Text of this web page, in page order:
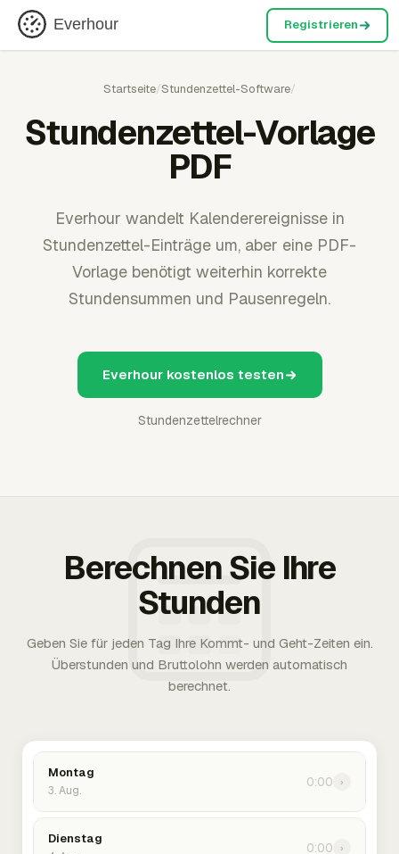
Everhour Registrieren
Startseite/Stundenzettel-Software/
Stundenzettel-Vorlage
PDF
Everhour wandelt Kalenderereignisse in
Stundenzettel-Einträge um, aber eine PDF-
Vorlage benötigt weiterhin korrekte
Stundensummen und Pausenregeln.
Everhour kostenlos testen
Stundenzettelrechner
Berechnen Sie Ihre
Stunden
Geben Sie für jeden Tag Ihre Kommt- und Geht-Zeiten ein.
Überstunden und Bruttolohn werden automatisch
berechnet.
Montag
3. Aug.
0:00 ›
Dienstag
0:00 ›